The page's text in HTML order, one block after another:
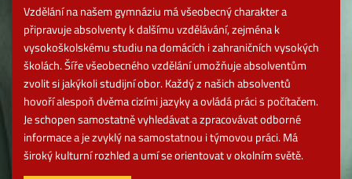
Vzdělání na našem gymnáziu má všeobecný charakter a
připravuje absolventy k dalšímu vzdělávání, zejména k
vysokoškolskému studiu na domácích i zahraničních vysokých
školách. Šíře všeobecného vzdělání umožňuje absolventům
zvolit si jakýkoli studijní obor. Každý z našich absolventů
hovoří alespoň dvěma cizími jazyky a ovládá práci s počítačem.
Je schopen samostatně vyhledávat a zpracovávat odborné
informace a je zvyklý na samostatnou i týmovou práci. Má
široký kulturní rozhled a umí se orientovat v okolním světě.